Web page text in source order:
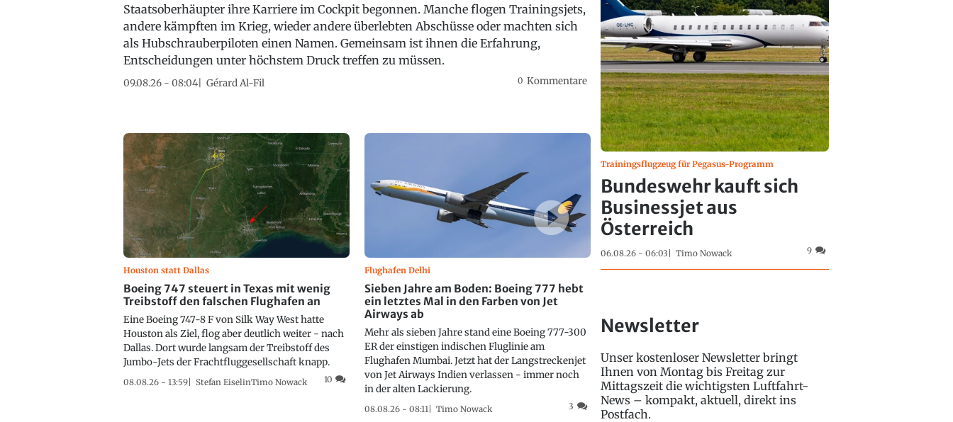
Staatsoberhäupter ihre Karriere im Cockpit begonnen. Manche flogen Trainingsjets,
andere kämpften im Krieg, wieder andere überlebten Abschüsse oder machten sich
als Hubschrauberpiloten einen Namen. Gemeinsam ist ihnen die Erfahrung,
Entscheidungen unter höchstem Druck treffen zu müssen.
09.08.26 - 08:04 Gérard Al-Fil 0
Houston statt Dallas
Boeing 747 steuert in Texas mit wenig
Treibstoff den falschen Flughafen an
Eine Boeing 747-8 F von Silk Way West hatte
Houston als Ziel, flog aber deutlich weiter - nach
Dallas. Dort wurde langsam der Treibstoff des
Jumbo-Jets der Frachtfluggesellschaft knapp.
08.08.26 - 13:59 Stefan EiselinTimo Nowack 10
Flughafen Delhi
Sieben Jahre am Boden: Boeing 777 hebt
ein letztes Mal in den Farben von Jet
Airways ab
Mehr als sieben Jahre stand eine Boeing 777-300
ER der einstigen indischen Fluglinie am
Flughafen Mumbai. Jetzt hat der Langstreckenjet
von Jet Airways Indien verlassen - immer noch
in der alten Lackierung.
08.08.26 - 08:11 Timo Nowack 3
Trainingsflugzeug für Pegasus-Programm
Bundeswehr kauft sich
Businessjet aus
Österreich
06.08.26 - 06:03 Timo Nowack 9
Newsletter
Unser kostenloser Newsletter bringt
Ihnen von Montag bis Freitag zur
Mittagszeit die wichtigsten Luftfahrt-
News – kompakt, aktuell, direkt ins
Postfach.